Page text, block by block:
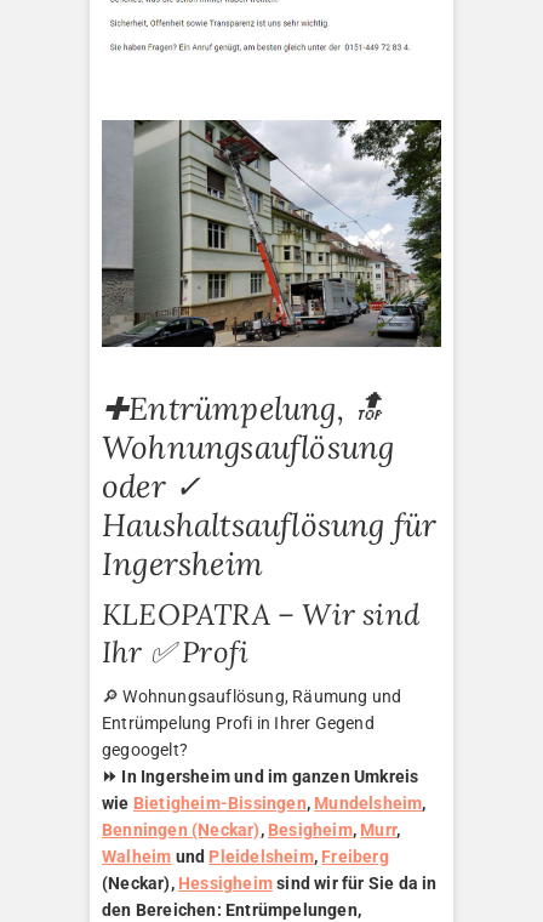
✚Entrümpelung, 🔝
Wohnungsauflösung
oder ✓
Haushaltsauflösung für
Ingersheim
KLEOPATRA – Wir sind
Ihr ✅ Profi
🔎 Wohnungsauflösung, Räumung und
Entrümpelung Profi in Ihrer Gegend
gegoogelt?
⏩ In Ingersheim und im ganzen Umkreis
wie Bietigheim-Bissingen, Mundelsheim,
Benningen (Neckar), Besigheim, Murr,
Walheim und Pleidelsheim, Freiberg
(Neckar), Hessigheimsind wir für Sie da in
den Bereichen: Entrümpelungen,